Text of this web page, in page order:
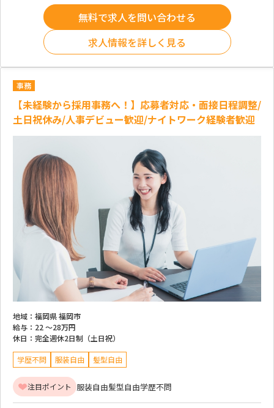
無料で求人を問い合わせる
求人情報を詳しく見る
事務
【未経験から採用事務へ！】応募者対応・面接日程調整/
土日祝休み/人事デビュー歓迎/ナイトワーク経験者歓迎
地域： 福岡県 福岡市
給与： 22 ～28万円
休日： 完全週休2日制（土日祝）
学歴不問 服装自由 髪型自由
注目ポイント 服装自由髪型自由学歴不問